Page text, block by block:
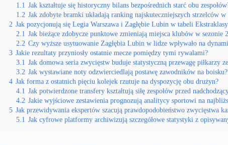
1.1 Jak kształtuje się historyczny bilans bezpośrednich starć obu
1.2 Jak zdobyte bramki układają ranking najskuteczniejszych strzelców
2 Jak pozycjonują się Legia Warszawa i Zagłębie Lubin w tabeli
2.1 Jak bieżące zdobycze punktowe zmieniają miejsca klubów w sezonie
2.2 Czy wyższe usytuowanie Zagłębia Lubin w lidze wpływało na
3 Jakie rezultaty przyniosły ostatnie mecze pomiędzy tymi rywalami?
3.1 Jak domowa seria zwycięstw buduje statystyczną przewagę piłkarzy
3.2 Jak wystawiane noty odzwierciedlają postawę zawodników na boisku?
4 Jak forma z ostatnich pięciu kolejek rzutuje na dyspozycję obu drużyn?
4.1 Jak potwierdzone transfery kształtują siłę zespołów przed
4.2 Jakie wyjściowe zestawienia prognozują analitycy sportowi na
5 Jak przewidywania ekspertów szacują prawdopodobieństwo zwycięstwa
5.1 Jak cyfrowe platformy archiwizują szczegółowe statystyki z